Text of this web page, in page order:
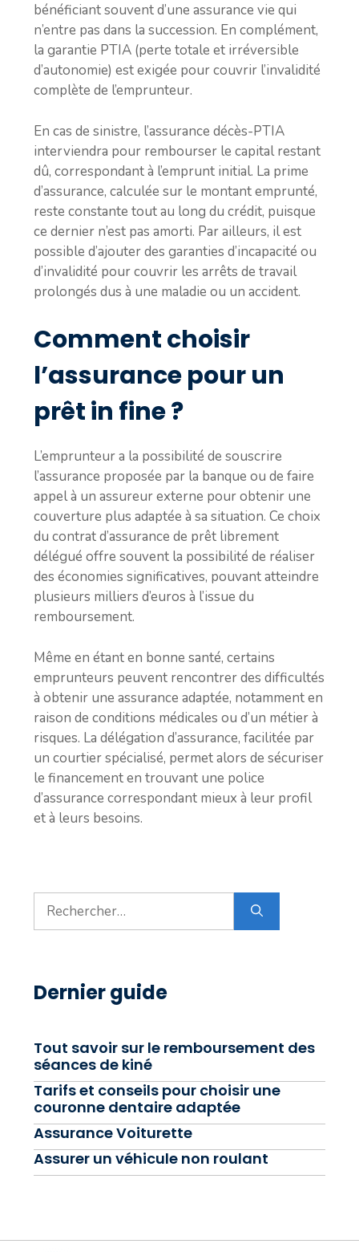
bénéficiant souvent d’une assurance vie qui
n’entre pas dans la succession. En complément,
la garantie PTIA (perte totale et irréversible
d’autonomie) est exigée pour couvrir l’invalidité
complète de l’emprunteur.
En cas de sinistre, l’assurance décès-PTIA
interviendra pour rembourser le capital restant
dû, correspondant à l’emprunt initial. La prime
d’assurance, calculée sur le montant emprunté,
reste constante tout au long du crédit, puisque
ce dernier n’est pas amorti. Par ailleurs, il est
possible d’ajouter des garanties d’incapacité ou
d’invalidité pour couvrir les arrêts de travail
prolongés dus à une maladie ou un accident.
Comment choisir
l’assurance pour un
prêt in fine ?
L’emprunteur a la possibilité de souscrire
l’assurance proposée par la banque ou de faire
appel à un assureur externe pour obtenir une
couverture plus adaptée à sa situation. Ce choix
du contrat d’assurance de prêt librement
délégué offre souvent la possibilité de réaliser
des économies significatives, pouvant atteindre
plusieurs milliers d’euros à l’issue du
remboursement.
Même en étant en bonne santé, certains
emprunteurs peuvent rencontrer des difficultés
à obtenir une assurance adaptée, notamment en
raison de conditions médicales ou d’un métier à
risques. La délégation d’assurance, facilitée par
un courtier spécialisé, permet alors de sécuriser
le financement en trouvant une police
d’assurance correspondant mieux à leur profil
et à leurs besoins.
Rechercher :
Dernier guide
Tout savoir sur le remboursement des
séances de kiné
Tarifs et conseils pour choisir une
couronne dentaire adaptée
Assurance Voiturette
Assurer un véhicule non roulant